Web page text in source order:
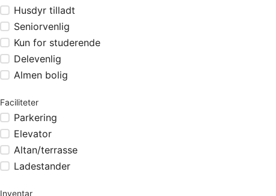
Husdyr tilladt
Seniorvenlig
Kun for studerende
Delevenlig
Almen bolig
Faciliteter
Parkering
Elevator
Altan/terrasse
Ladestander
Inventar